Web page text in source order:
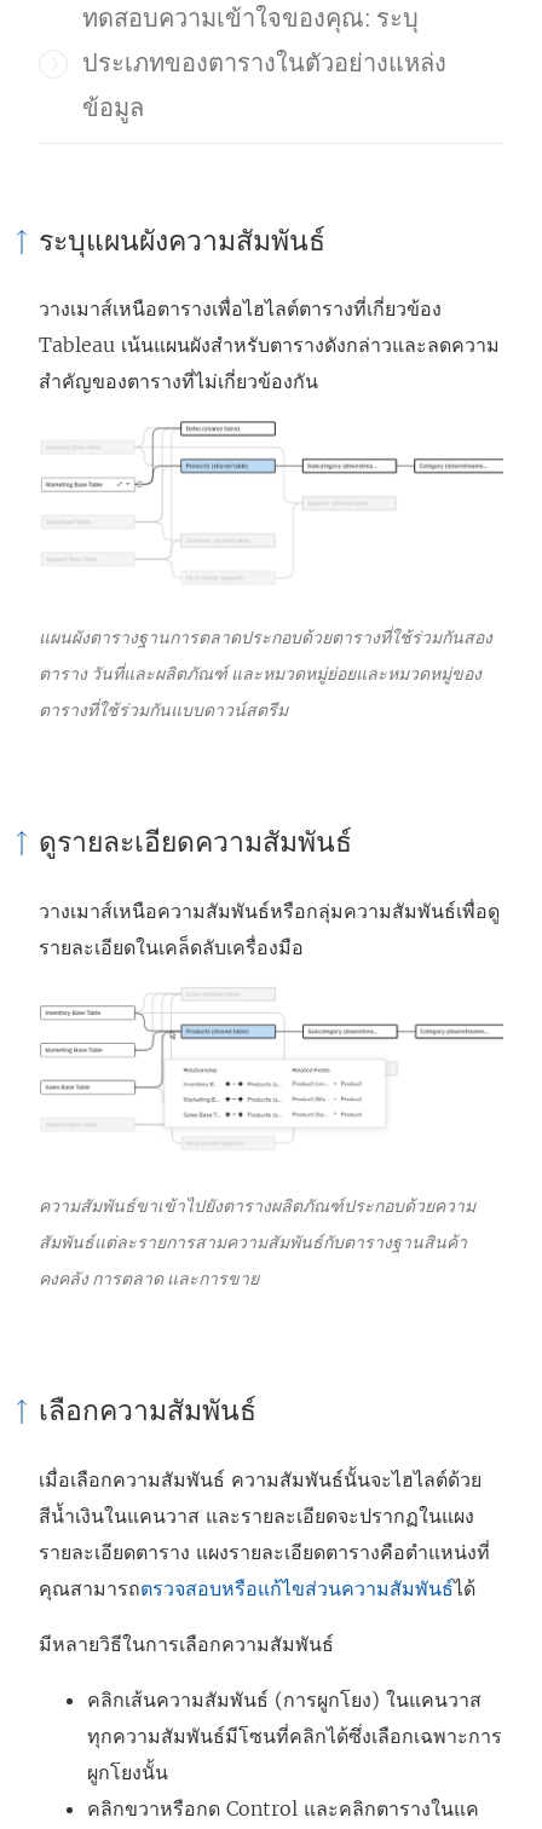
ทดสอบความเข้าใจของคุณ: ระบุ
ประเภทของตารางในตัวอย่างแหล่ง
ข้อมูล
ระบุแผนผังความสัมพันธ์
วางเมาส์เหนือตารางเพื่อไฮไลต์ตารางที่เกี่ยวข้อง
Tableau เน้นแผนผังสำหรับตารางดังกล่าวและลดความ
สำคัญของตารางที่ไม่เกี่ยวข้องกัน
แผนผังตารางฐานการตลาดประกอบด้วยตารางที่ใช้ร่วมกันสอง
ตาราง วันที่และผลิตภัณฑ์ และหมวดหมู่ย่อยและหมวดหมู่ของ
ตารางที่ใช้ร่วมกันแบบดาวน์สตรีม
ดูรายละเอียดความสัมพันธ์
วางเมาส์เหนือความสัมพันธ์หรือกลุ่มความสัมพันธ์เพื่อดู
รายละเอียดในเคล็ดลับเครื่องมือ
ความสัมพันธ์ขาเข้าไปยังตารางผลิตภัณฑ์ประกอบด้วยความ
สัมพันธ์แต่ละรายการสามความสัมพันธ์กับตารางฐานสินค้า
คงคลัง การตลาด และการขาย
เลือกความสัมพันธ์
เมื่อเลือกความสัมพันธ์ ความสัมพันธ์นั้นจะไฮไลต์ด้วย
สีน้ำเงินในแคนวาส และรายละเอียดจะปรากฏในแผง
รายละเอียดตาราง แผงรายละเอียดตารางคือตำแหน่งที่
คุณสามารถตรวจสอบหรือแก้ไขส่วนความสัมพันธ์ได้
มีหลายวิธีในการเลือกความสัมพันธ์
คลิกเส้นความสัมพันธ์ (การผูกโยง) ในแคนวาส
ทุกความสัมพันธ์มีโซนที่คลิกได้ซึ่งเลือกเฉพาะการ
ผูกโยงนั้น
คลิกขวาหรือกด Control และคลิกตารางในแค